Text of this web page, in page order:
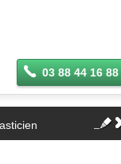
03 88 44 16 88